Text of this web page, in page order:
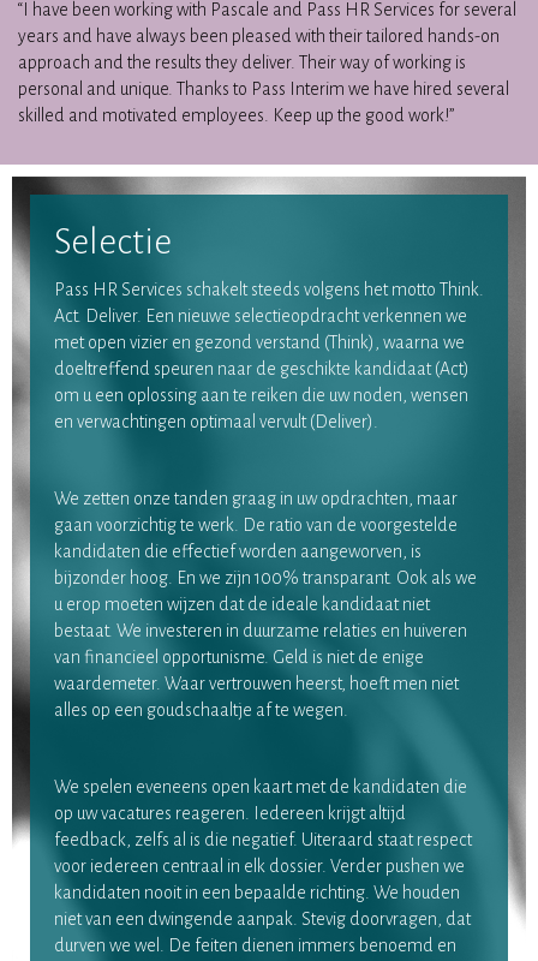
“I have been working with Pascale and Pass HR Services for several
years and have always been pleased with their tailored hands-on
approach and the results they deliver. Their way of working is
personal and unique. Thanks to Pass Interim we have hired several
skilled and motivated employees. Keep up the good work!”
Selectie
Pass HR Services schakelt steeds volgens het motto Think.
Act. Deliver. Een nieuwe selectieopdracht verkennen we
met open vizier en gezond verstand (Think), waarna we
doeltreffend speuren naar de geschikte kandidaat (Act)
om u een oplossing aan te reiken die uw noden, wensen
en verwachtingen optimaal vervult (Deliver).
We zetten onze tanden graag in uw opdrachten, maar
gaan voorzichtig te werk. De ratio van de voorgestelde
kandidaten die effectief worden aangeworven, is
bijzonder hoog. En we zijn 100% transparant. Ook als we
u erop moeten wijzen dat de ideale kandidaat niet
bestaat. We investeren in duurzame relaties en huiveren
van financieel opportunisme. Geld is niet de enige
waardemeter. Waar vertrouwen heerst, hoeft men niet
alles op een goudschaaltje af te wegen.
We spelen eveneens open kaart met de kandidaten die
op uw vacatures reageren. Iedereen krijgt altijd
feedback, zelfs al is die negatief. Uiteraard staat respect
voor iedereen centraal in elk dossier. Verder pushen we
kandidaten nooit in een bepaalde richting. We houden
niet van een dwingende aanpak. Stevig doorvragen, dat
durven we wel. De feiten dienen immers benoemd en